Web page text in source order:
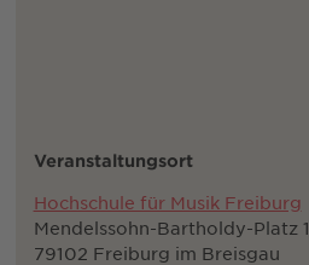
Veranstaltungsort
Hochschule für Musik Freiburg
Mendelssohn-Bartholdy-Platz 1
79102 Freiburg im Breisgau